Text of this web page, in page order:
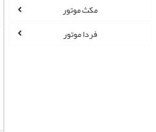
مکث موتور
فردا موتور